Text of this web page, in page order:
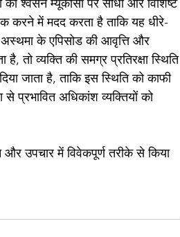
श्वसन म्यूकोसा पर सीधा और विशिष्ट
करने में मदद करता है ताकि यह धीरे-
अस्थमा के एपिसोड की आवृत्ति और
तो व्यक्ति की समग्र प्रतिरक्षा स्थिति
जाता है, ताकि इस स्थिति को काफी
प्रभावित अधिकांश व्यक्तियों को
उपचार में विवेकपूर्ण तरीके से किया